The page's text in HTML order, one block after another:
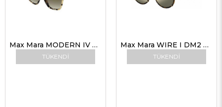
TÜKENDI
Max Mara MODERN IV U7ZHA Kadın Güneş Gözlükleri
TÜKENDI
Max Mara WIRE I DM2 UE 51 Unisex Güneş Gözlükleri